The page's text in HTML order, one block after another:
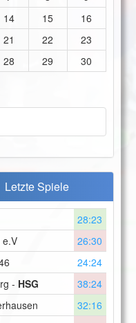
14 15
16
21 22
23
28 29
30
Letzte Spiele
28:23
26:30
24:24
- HSG
38:24
32:16